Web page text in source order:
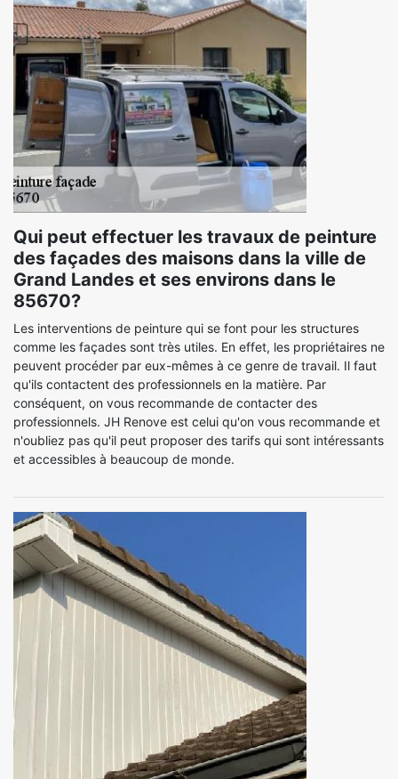
Qui peut effectuer les travaux de peinture
des façades des maisons dans la ville de
Grand Landes et ses environs dans le
85670?
Les interventions de peinture qui se font pour les structures
comme les façades sont très utiles. En effet, les propriétaires ne
peuvent procéder par eux-mêmes à ce genre de travail. Il faut
qu'ils contactent des professionnels en la matière. Par
conséquent, on vous recommande de contacter des
professionnels. JH Renove est celui qu'on vous recommande et
n'oubliez pas qu'il peut proposer des tarifs qui sont intéressants
et accessibles à beaucoup de monde.